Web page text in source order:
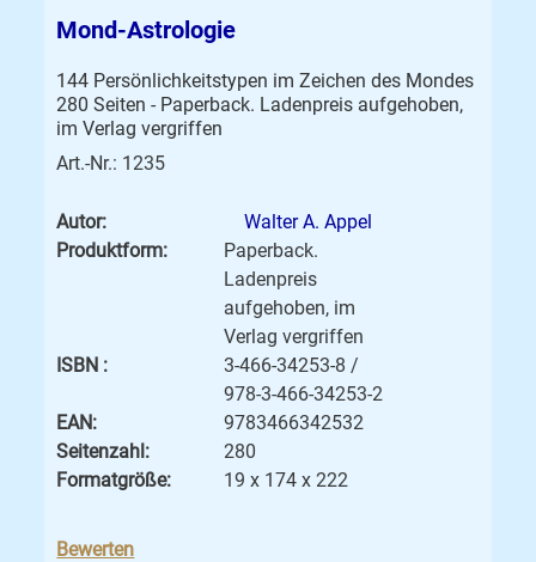
Mond-Astrologie
144 Persönlichkeitstypen im Zeichen des Mondes
280 Seiten - Paperback. Ladenpreis aufgehoben,
im Verlag vergriffen
Art.-Nr.: 1235
Autor:
Walter A. Appel
Produktform:
Paperback.
Ladenpreis
aufgehoben, im
Verlag vergriffen
ISBN :
3-466-34253-8 /
978-3-466-34253-2
EAN:
9783466342532
Seitenzahl:
280
Formatgröße:
19 x 174 x 222
Bewerten